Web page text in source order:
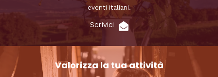
eventi italiani.
Scrivici
Valorizza la tua attività